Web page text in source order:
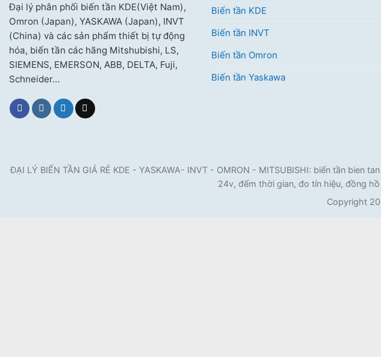
Đại lý phân phối biến tần KDE(Việt Nam),
Omron (Japan), YASKAWA (Japan), INVT
(China) và các sản phẩm thiết bị tự động
hóa, biến tần các hãng Mitshubishi, LS,
SIEMENS, EMERSON, ABB, DELTA, Fuji,
Schneider…
Biến tần KDE
Biến tần INVT
Biến tần Omron
Biến tần Yaskawa
ĐẠI LÝ BIẾN TẦN GIÁ RẺ KDE - YASKAWA- INVT - OMRON - MITSUBISHI: biến tần bien
24v, đếm thời gian, đo tín hiệu, đồng
Copyright